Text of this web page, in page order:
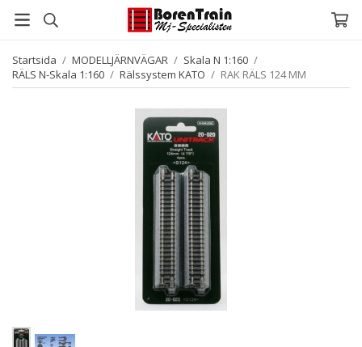
Startsida / MODELLJÄRNVÄGAR / Skala N 1:160 /
RÄLS N-Skala 1:160 / Rälssystem KATO / RAK RÄLS 124 MM